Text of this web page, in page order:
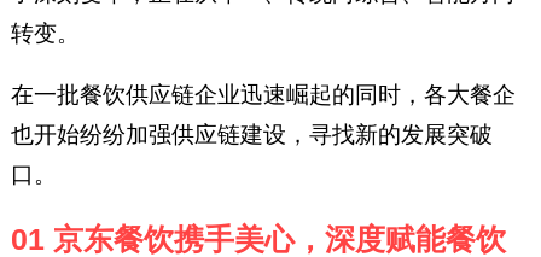
转变。
在一批餐饮供应链企业迅速崛起的同时，各大餐企
也开始纷纷加强供应链建设，寻找新的发展突破
口。
01 京东餐饮携手美心，深度赋能餐饮